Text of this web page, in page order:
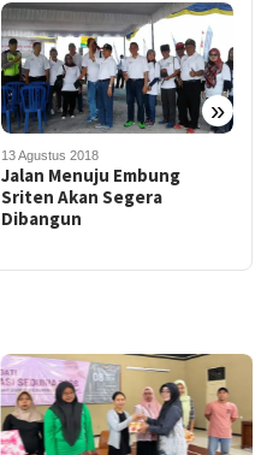
»
13 Agustus 2018
Jalan Menuju Embung
Sriten Akan Segera
Dibangun